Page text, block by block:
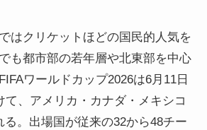
はクリケットほどの国民的人気を
も都市部の若年層や北東部を中心
ワールドカップ2026は6月11日
て、アメリカ・カナダ・メキシコ
。出場国が従来の32から48チー